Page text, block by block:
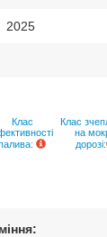
2025
Клас
Клас
на
дорозі: